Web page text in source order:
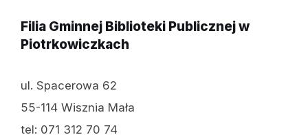
Filia Gminnej Biblioteki Publicznej w
Piotrkowiczkach
ul. Spacerowa 62
55-114 Wisznia Mała
tel: 071 312 70 74